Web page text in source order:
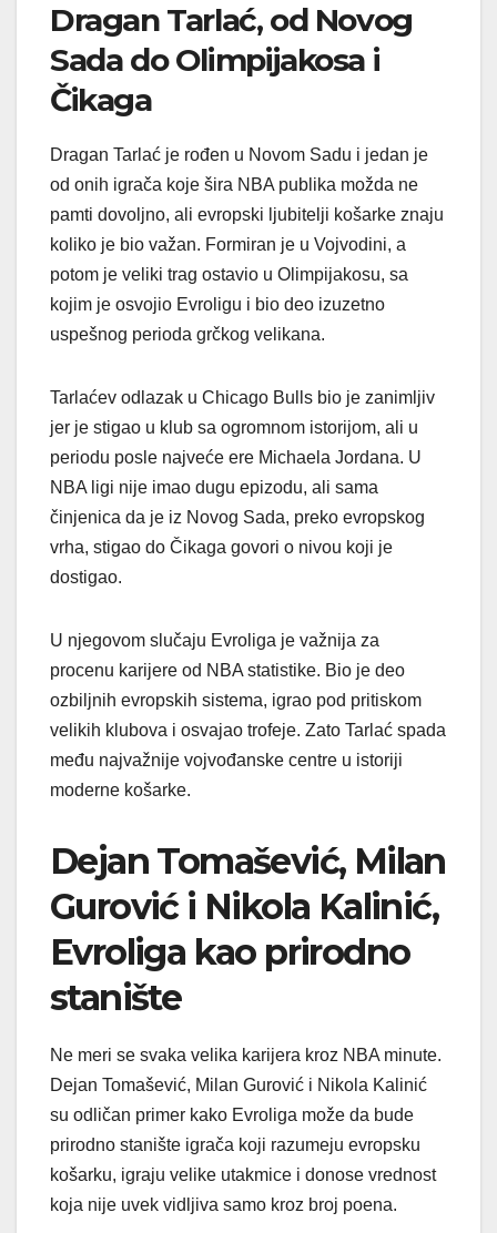
Dragan Tarlać, od Novog
Sada do Olimpijakosa i
Čikaga
Dragan Tarlać je rođen u Novom Sadu i jedan je
od onih igrača koje šira NBA publika možda ne
pamti dovoljno, ali evropski ljubitelji košarke znaju
koliko je bio važan. Formiran je u Vojvodini, a
potom je veliki trag ostavio u Olimpijakosu, sa
kojim je osvojio Evroligu i bio deo izuzetno
uspešnog perioda grčkog velikana.
Tarlaćev odlazak u Chicago Bulls bio je zanimljiv
jer je stigao u klub sa ogromnom istorijom, ali u
periodu posle najveće ere Michaela Jordana. U
NBA ligi nije imao dugu epizodu, ali sama
činjenica da je iz Novog Sada, preko evropskog
vrha, stigao do Čikaga govori o nivou koji je
dostigao.
U njegovom slučaju Evroliga je važnija za
procenu karijere od NBA statistike. Bio je deo
ozbiljnih evropskih sistema, igrao pod pritiskom
velikih klubova i osvajao trofeje. Zato Tarlać spada
među najvažnije vojvođanske centre u istoriji
moderne košarke.
Dejan Tomašević, Milan
Gurović i Nikola Kalinić,
Evroliga kao prirodno
stanište
Ne meri se svaka velika karijera kroz NBA minute.
Dejan Tomašević, Milan Gurović i Nikola Kalinić
su odličan primer kako Evroliga može da bude
prirodno stanište igrača koji razumeju evropsku
košarku, igraju velike utakmice i donose vrednost
koja nije uvek vidljiva samo kroz broj poena.